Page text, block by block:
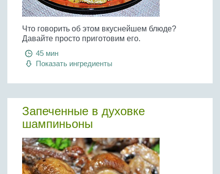
Что говорить об этом вкуснейшем блюде?
Давайте просто приготовим его.
45 мин
Показать ингредиенты
Запеченные в духовке
шампиньоны